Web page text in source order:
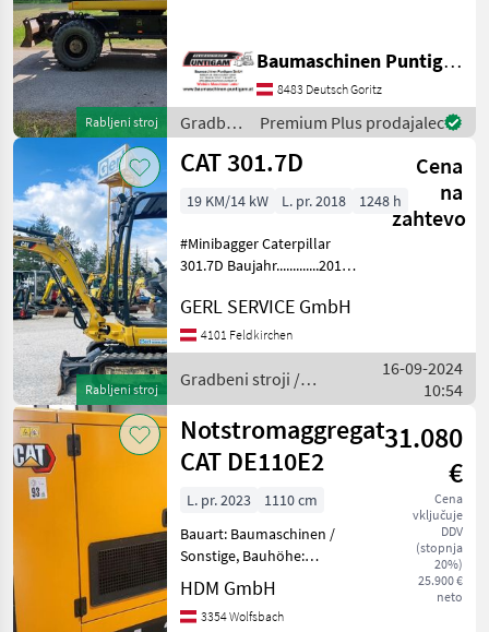
Rabljeni stroj
Tieflöffel, 1 Böschungslöffel
hydraulisch
Referenznummer: 19904
Baumaschinen Puntigam G
Baumaschinen Puntigam GmbH
8483 Deutsch Goritz
Gradbeni
stroji /
CAT
Premium Plus prodajalec
Rabljeni stroj
CAT 301.7D
Cena
na
zahtevo
19 KM/14 kW L. pr. 2018 1248 h
#Minibagger Caterpillar
301.7D Baujahr.............2018
Stundenzähler.......1248
Motor...............13, 8 kW, 3 Zyl.
Yanmar
GERL SERVICE GmbH
4101 Feldkirchen
Gradbeni stroji /
CAT
16-09-2024
10:54
Notstromaggregat
CAT DE110E2
31.080
€
Cena
vključuje
DDV
(stopnja
20%)
25.900 €
neto
L. pr. 2023
1110 cm
Bauart: Baumaschinen /
Sonstige, Bauhöhe:
1361mm, Beschreibung: Der
CAT DE110E2 ist ein
Notstromaggregat für
HDM GmbH
3354 Wolfsbach